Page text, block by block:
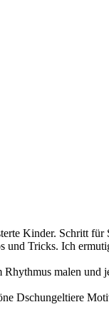
Kinder. Schritt
und Tricks. Ich
malen und
Dschungeltiere